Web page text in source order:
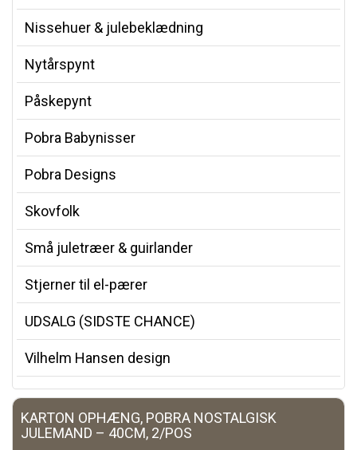
Nissehuer & julebeklædning
Nytårspynt
Påskepynt
Pobra Babynisser
Pobra Designs
Skovfolk
Små juletræer & guirlander
Stjerner til el-pærer
UDSALG (SIDSTE CHANCE)
Vilhelm Hansen design
KARTON OPHÆNG, POBRA NOSTALGISK
JULEMAND – 40CM, 2/POS